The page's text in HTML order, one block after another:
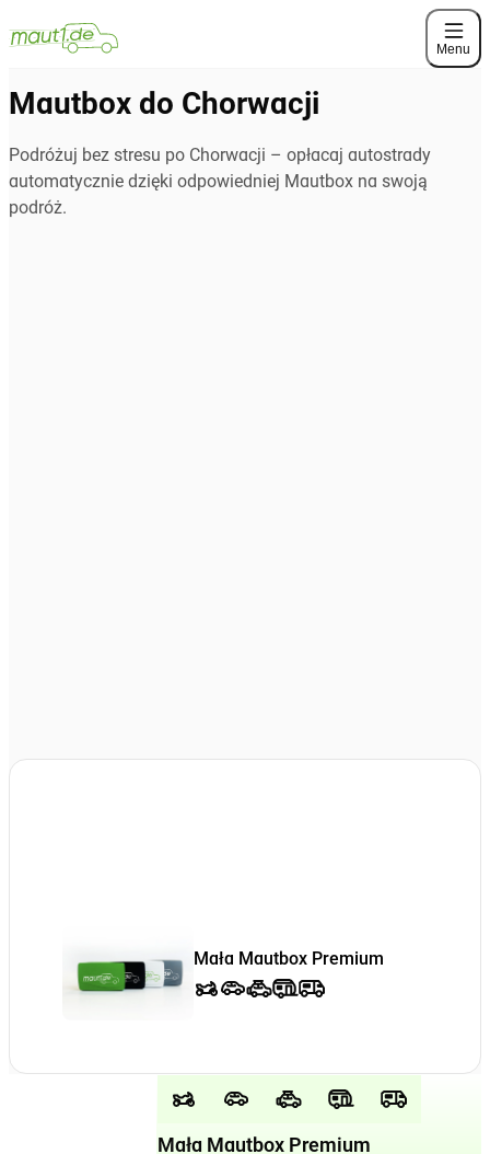
Menu
Mautbox do Chorwacji
Podróżuj bez stresu po Chorwacji – opłacaj autostrady
automatycznie dzięki odpowiedniej Mautbox na swoją
podróż.
Mała Mautbox Premium
Mała Mautbox Premium